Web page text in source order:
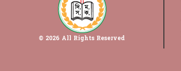
© 2026 All Rights Reserved